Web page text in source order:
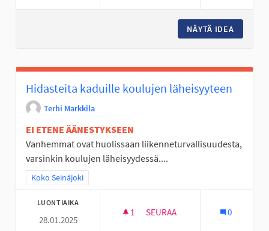
NÄYTÄ IDEA
Hidasteita kaduille koulujen läheisyyteen
Terhi Markkila
EI ETENE ÄÄNESTYKSEEN
Vanhemmat ovat huolissaan liikenneturvallisuudesta,
varsinkin koulujen läheisyydessä....
Rajaa tulokset teeman mukaan: Koko Seinäjoki
Koko Seinäjoki
LUONTIAIKA
28.01.2025
1 1 SEURAAJA
SEURAA 0